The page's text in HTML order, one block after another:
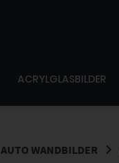
ACRYLGLASBILDER
AUTO WANDBILDER